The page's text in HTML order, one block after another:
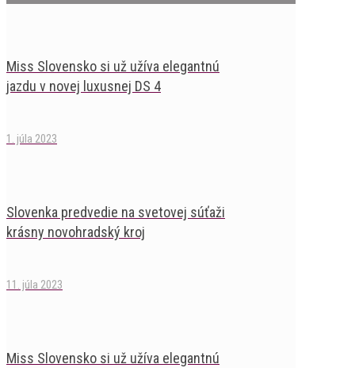
Miss Slovensko si už užíva elegantnú
jazdu v novej luxusnej DS 4
1. júla 2023
Slovenka predvedie na svetovej súťaži
krásny novohradský kroj
11. júla 2023
Miss Slovensko si už užíva elegantnú